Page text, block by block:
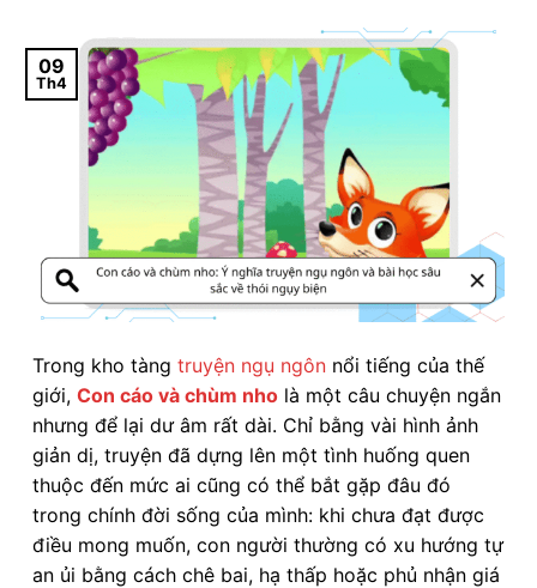
09
Th4
Trong kho tàng truyện ngụ ngôn nổi tiếng của thế
giới, Con cáo và chùm nho là một câu chuyện ngắn
nhưng để lại dư âm rất dài. Chỉ bằng vài hình ảnh
giản dị, truyện đã dựng lên một tình huống quen
thuộc đến mức ai cũng có thể bắt gặp đâu đó
trong chính đời sống của mình: khi chưa đạt được
điều mong muốn, con người thường có xu hướng tự
an ủi bằng cách chê bai, hạ thấp hoặc phủ nhận giá